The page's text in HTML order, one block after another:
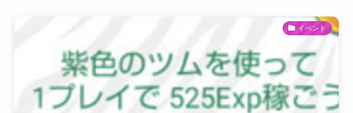
イベント